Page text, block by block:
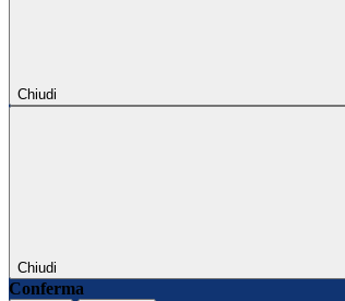
Chiudi
Chiudi
Conferma